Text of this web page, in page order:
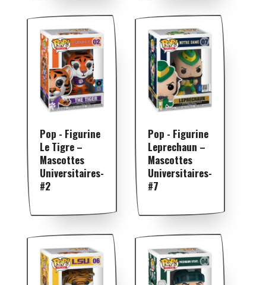
Pop - Figurine
Le Tigre –
Mascottes
Universitaires-
#2
Pop - Figurine
Leprechaun –
Mascottes
Universitaires-
#7